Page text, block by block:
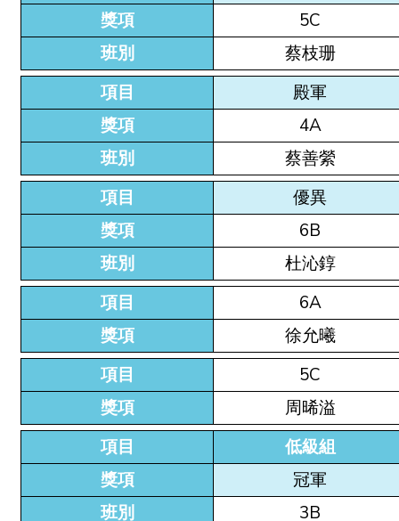
獎項
5C
班別
蔡枝珊
項目
殿軍
獎項
4A
班別
蔡善縈
項目
優異
獎項
6B
班別
杜沁錞
項目
6A
獎項
徐允曦
項目
5C
獎項
周晞溢
項目
低級組
獎項
冠軍
班別
3B